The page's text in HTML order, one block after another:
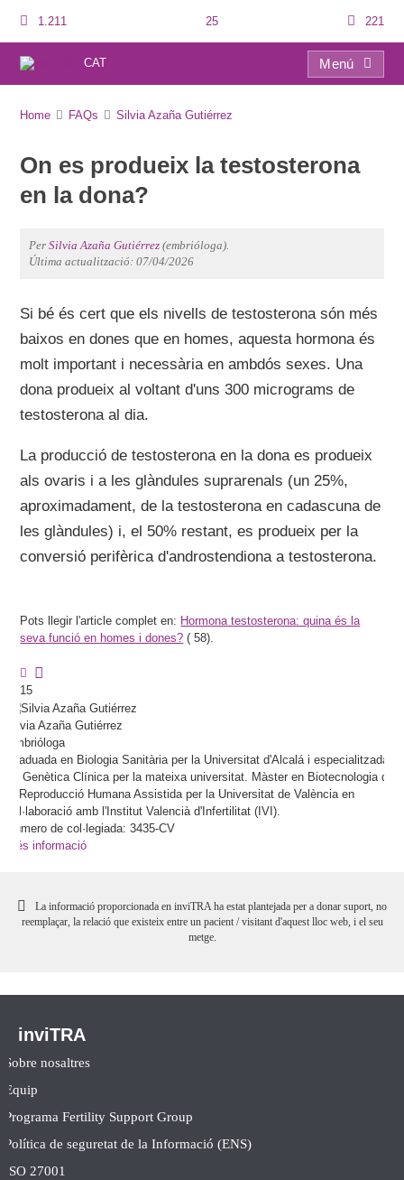
1.211 25 221
CAT
Menú
Home FAQs Silvia Azaña Gutiérrez
On es produeix la testosterona
en la dona?
PerSilvia Azaña Gutiérrez (embrióloga).
Última actualització: 07/04/2026
Si bé és cert que els nivells de testosterona són més
baixos en dones que en homes, aquesta hormona és
molt important i necessària en ambdós sexes. Una
dona produeix al voltant d'uns 300 micrograms de
testosterona al dia.
La producció de testosterona en la dona es produeix
als ovaris i a les glàndules suprarenals (un 25%,
aproximadament, de la testosterona en cadascuna de
les glàndules) i, el 50% restant, es produeix per la
conversió perifèrica d'androstendiona a testosterona.
Pots llegir l'article complet en: Hormona testosterona: quina és la
seva funció en homes i dones? ( 58).
15
Silvia Azaña Gutiérrez
Embrióloga
Graduada en Biologia Sanitària per la Universitat d'Alcalá i especialitzada
en Genètica Clínica per la mateixa universitat. Màster en Biotecnologia de
la Reproducció Humana Assistida per la Universitat de València en
col·laboració amb l'Institut Valencià d'Infertilitat (IVI).
Número de col·legiada: 3435-CV
Més informació
La informació proporcionada en inviTRA ha estat plantejada per a donar suport, no
reemplaçar, la relació que existeix entre un pacient / visitant d'aquest lloc web, i el seu
metge.
inviTRA
Sobre nosaltres
Equip
Programa Fertility Support Group
Política de seguretat de la Informació (ENS)
ISO 27001